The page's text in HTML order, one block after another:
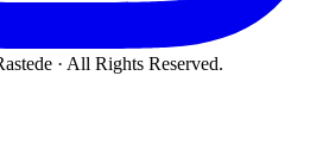
· All Rights Reserved.